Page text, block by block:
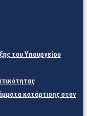
του Υπουργείου
κατάρτισης στον